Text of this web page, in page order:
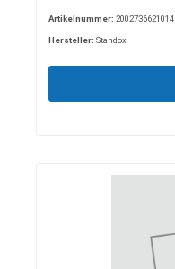
Artikelnummer: 2002736621014
Hersteller: Standox